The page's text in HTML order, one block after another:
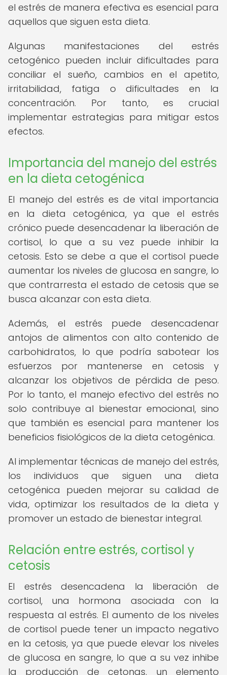
el estrés de manera efectiva es esencial para
aquellos que siguen esta dieta.
Algunas manifestaciones del estrés
cetogénico pueden incluir dificultades para
conciliar el sueño, cambios en el apetito,
irritabilidad, fatiga o dificultades en la
concentración. Por tanto, es crucial
implementar estrategias para mitigar estos
efectos.
Importancia del manejo del estrés
en la dieta cetogénica
El manejo del estrés es de vital importancia
en la dieta cetogénica, ya que el estrés
crónico puede desencadenar la liberación de
cortisol, lo que a su vez puede inhibir la
cetosis. Esto se debe a que el cortisol puede
aumentar los niveles de glucosa en sangre, lo
que contrarresta el estado de cetosis que se
busca alcanzar con esta dieta.
Además, el estrés puede desencadenar
antojos de alimentos con alto contenido de
carbohidratos, lo que podría sabotear los
esfuerzos por mantenerse en cetosis y
alcanzar los objetivos de pérdida de peso.
Por lo tanto, el manejo efectivo del estrés no
solo contribuye al bienestar emocional, sino
que también es esencial para mantener los
beneficios fisiológicos de la dieta cetogénica.
Al implementar técnicas de manejo del estrés,
los individuos que siguen una dieta
cetogénica pueden mejorar su calidad de
vida, optimizar los resultados de la dieta y
promover un estado de bienestar integral.
Relación entre estrés, cortisol y
cetosis
El estrés desencadena la liberación de
cortisol, una hormona asociada con la
respuesta al estrés. El aumento de los niveles
de cortisol puede tener un impacto negativo
en la cetosis, ya que puede elevar los niveles
de glucosa en sangre, lo que a su vez inhibe
la producción de cetonas, un elemento